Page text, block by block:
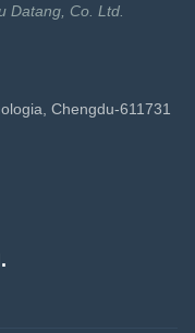
Datang, Co. Ltd.
Chengdu-611731